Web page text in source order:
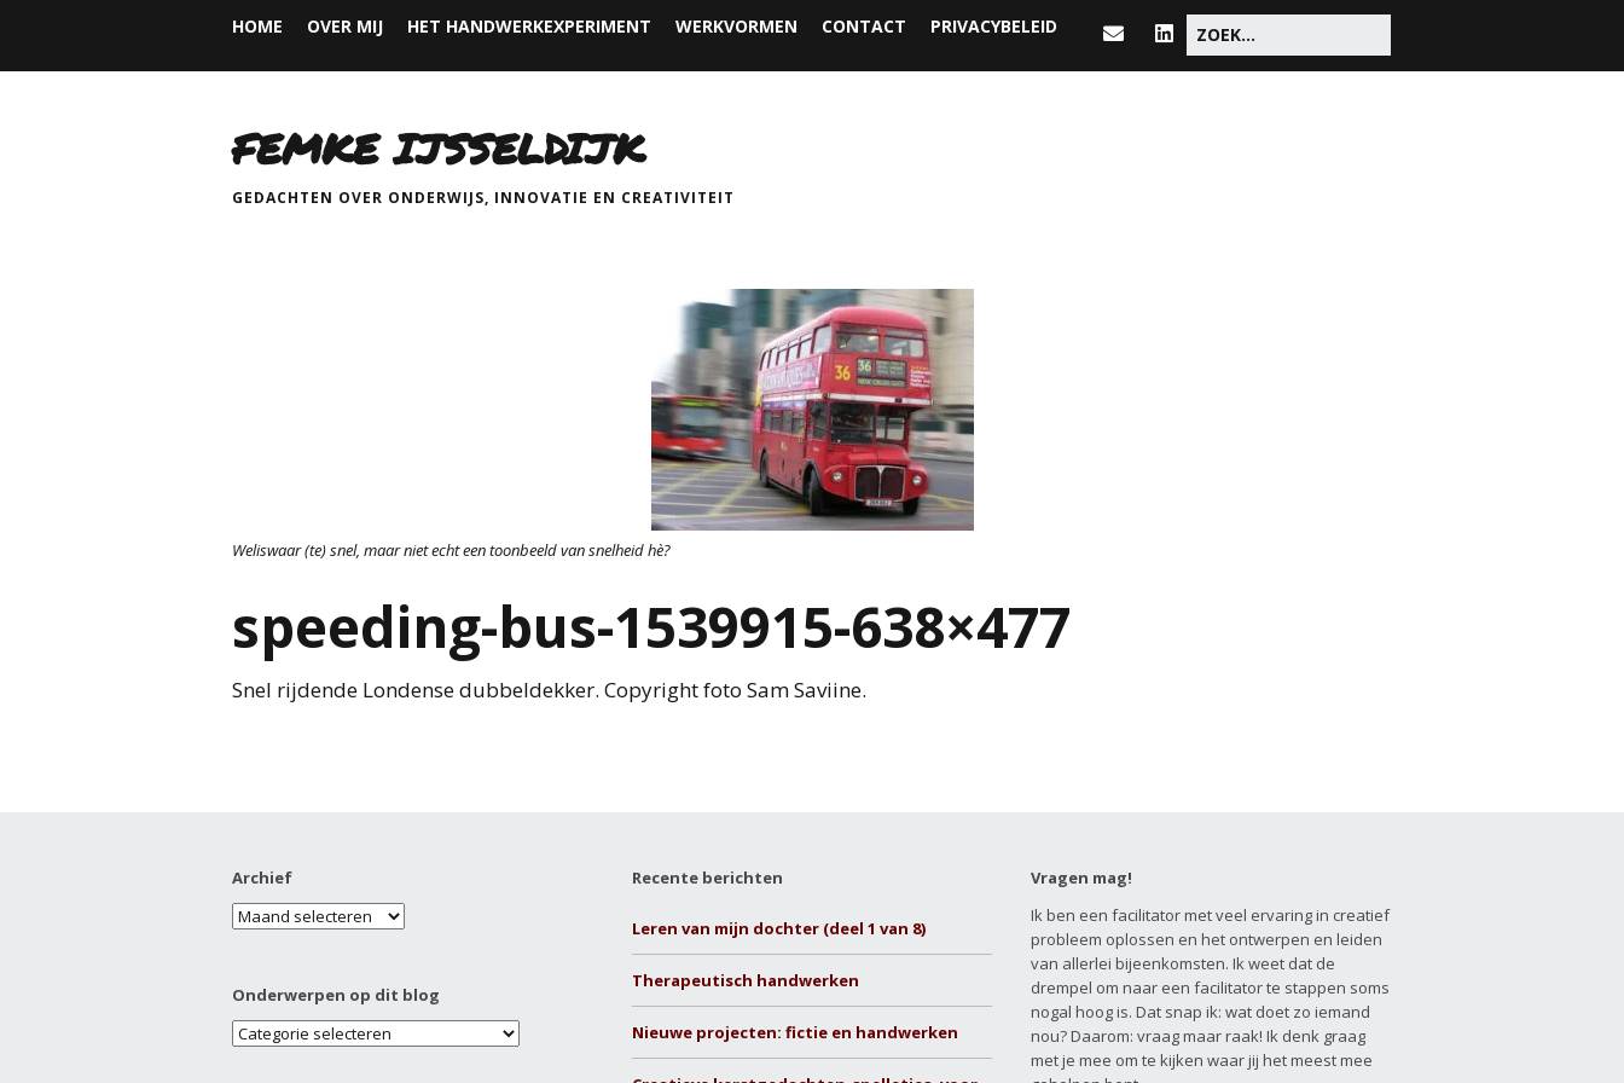
HOME OVER MIJ HET HANDWERKEXPERIMENT WERKVORMEN CONTACT PRIVACYBELEID
FEMKE IJSSELDIJK
GEDACHTEN OVER ONDERWIJS, INNOVATIE EN CREATIVITEIT
Weliswaar (te) snel, maar niet echt een toonbeeld van snelheid hè?
speeding-bus-1539915-638×477
Snel rijdende Londense dubbeldekker. Copyright foto Sam Saviine.
Archief
Onderwerpen op dit blog
Recente berichten
Leren van mijn dochter (deel 1 van 8)
Therapeutisch handwerken
Nieuwe projecten: fictie en handwerken
Vragen mag!
Ik ben een facilitator met veel ervaring in creatief
probleem oplossen en het ontwerpen en leiden
van allerlei bijeenkomsten. Ik weet dat de
drempel om naar een facilitator te stappen soms
nogal hoog is. Dat snap ik: wat doet zo iemand
nou? Daarom: vraag maar raak! Ik denk graag
met je mee om te kijken waar jij het meest mee